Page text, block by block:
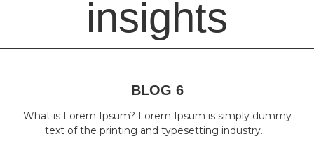
insights
BLOG 6
What is Lorem Ipsum? Lorem Ipsum is simply dummy
text of the printing and typesetting industry.…